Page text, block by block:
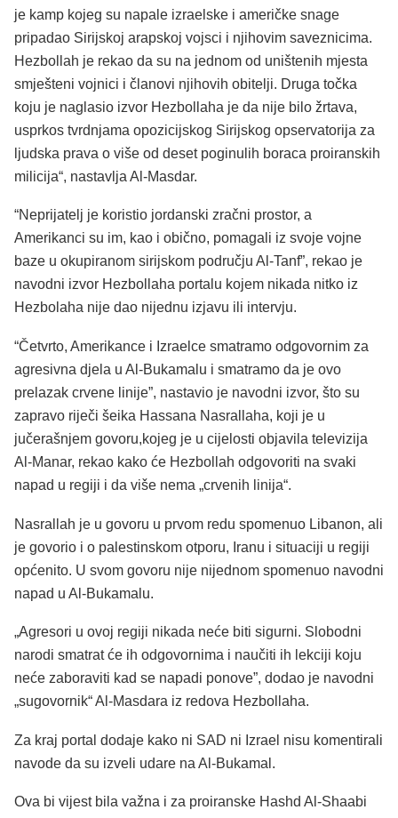
je kamp kojeg su napale izraelske i američke snage
pripadao Sirijskoj arapskoj vojsci i njihovim saveznicima.
Hezbollah je rekao da su na jednom od uništenih mjesta
smješteni vojnici i članovi njihovih obitelji. Druga točka
koju je naglasio izvor Hezbollaha je da nije bilo žrtava,
usprkos tvrdnjama opozicijskog Sirijskog opservatorija za
ljudska prava o više od deset poginulih boraca proiranskih
milicija“, nastavlja Al-Masdar.
“Neprijatelj je koristio jordanski zračni prostor, a
Amerikanci su im, kao i obično, pomagali iz svoje vojne
baze u okupiranom sirijskom području Al-Tanf”, rekao je
navodni izvor Hezbollaha portalu kojem nikada nitko iz
Hezbolaha nije dao nijednu izjavu ili intervju.
“Četvrto, Amerikance i Izraelce smatramo odgovornim za
agresivna djela u Al-Bukamalu i smatramo da je ovo
prelazak crvene linije”, nastavio je navodni izvor, što su
zapravo riječi šeika Hassana Nasrallaha, koji je u
jučerašnjem govoru,kojeg je u cijelosti objavila televizija
Al-Manar, rekao kako će Hezbollah odgovoriti na svaki
napad u regiji i da više nema „crvenih linija“.
Nasrallah je u govoru u prvom redu spomenuo Libanon, ali
je govorio i o palestinskom otporu, Iranu i situaciji u regiji
općenito. U svom govoru nije nijednom spomenuo navodni
napad u Al-Bukamalu.
„Agresori u ovoj regiji nikada neće biti sigurni. Slobodni
narodi smatrat će ih odgovornima i naučiti ih lekciji koju
neće zaboraviti kad se napadi ponove”, dodao je navodni
„sugovornik“ Al-Masdara iz redova Hezbollaha.
Za kraj portal dodaje kako ni SAD ni Izrael nisu komentirali
navode da su izveli udare na Al-Bukamal.
Ova bi vijest bila važna i za proiranske Hashd Al-Shaabi